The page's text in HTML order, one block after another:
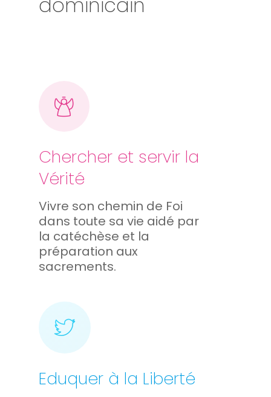
Chercher et servir la
Vérité
Vivre son chemin de Foi
dans toute sa vie aidé par
la catéchèse et la
préparation aux
sacrements.
Eduquer à la Liberté